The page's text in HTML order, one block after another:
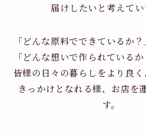
届けしたいと考えてい
「どんな原料でできているか？
「どんな想いで作られているか
皆様の日々の暮らしをより良
きっかけとなれる様、お店を
す。